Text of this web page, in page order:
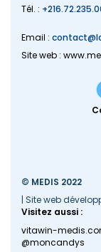
Tél. :
Email :
Site web :
© MEDIS 2022
| Site web
Visitez aussi :
vitawin-
@moncandys